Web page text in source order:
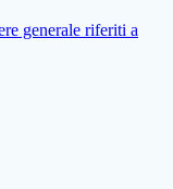
generale riferiti a